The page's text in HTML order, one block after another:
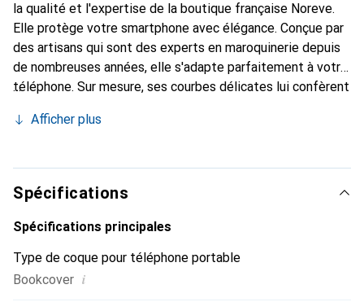
la qualité et l'expertise de la boutique française Noreve.
Elle protège votre smartphone avec élégance. Conçue par
des artisans qui sont des experts en maroquinerie depuis
de nombreuses années, elle s'adapte parfaitement à votre
téléphone. Sur mesure, ses courbes délicates lui confèrent
chic et essentiel pour votre smartphone. Reconnaître
marque Noreve est un choix sûr pour une clientèle
exigeante.
Afficher plus
Spécifications
Spécifications principales
Type de coque pour téléphone portable
Bookcover i